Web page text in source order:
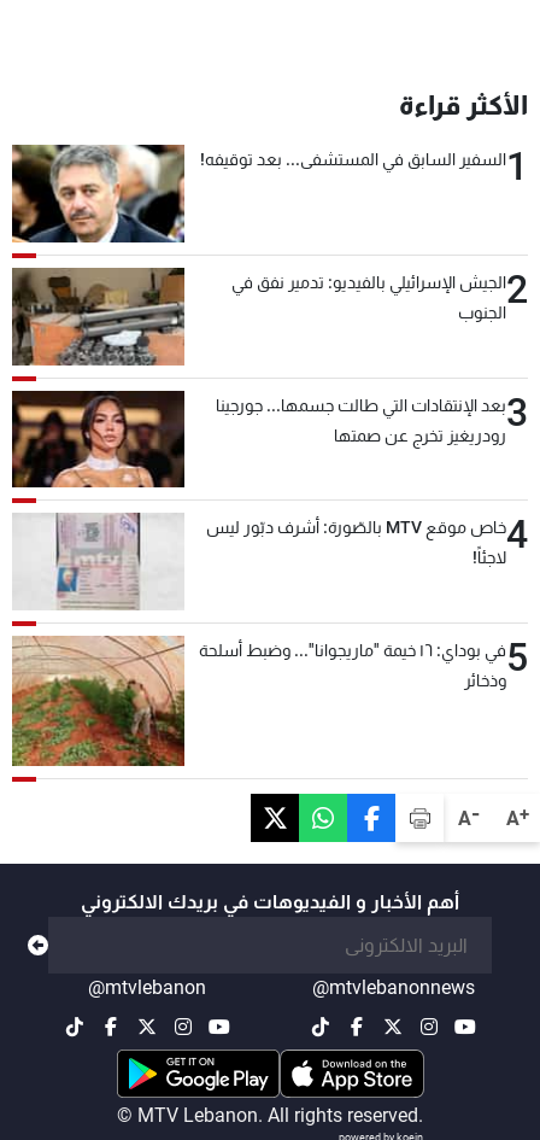
A+
A-
الأكثر قراءة
1السفير السابق في المستشفى... بعد توقيفه!
2الجيش الإسرائيلي بالفيديو: تدمير نفق في
الجنوب
3بعد الإنتقادات التي طالت جسمها... جورجينا
رودريغيز تخرج عن صمتها
4
خاص موقع MTV بالصّورة: أشرف دبّور ليس
لاجئاً!
5
في بوداي: ١٦ خيمة "ماريجوانا"... وضبط أسلحة
وذخائر
أهم الأخبار و الفيديوهات في بريدك الالكتروني
@mtvlebanonnews
@mtvlebanon
© MTV Lebanon. All rights reserved.